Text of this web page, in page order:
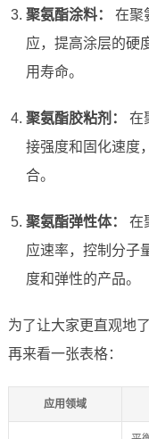
聚氨酯涂料：
在聚
应，提高涂层的硬
用寿命。
聚氨酯胶粘剂：
在
接强度和固化速度
合。
聚氨酯弹性体：
在
应速率，控制分子
度和弹性的产品。
为了让大家更直观地
再来看一张表格：
应用领域